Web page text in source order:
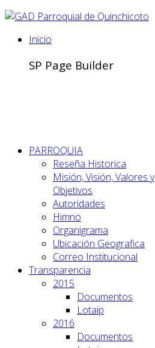
Inicio
SP Page Builder
PARROQUIA
Reseña Historica
Misión, Visión, Valores y
Objetivos
Autoridades
Himno
Organigrama
Ubicación Geografica
Correo Institucional
Transparencia
2015
Documentos
Lotaip
2016
Documentos